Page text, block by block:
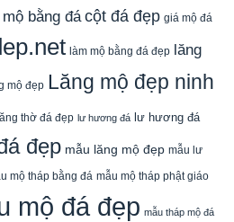
bằng đá cột đá đẹp giá mộ đá
làm mộ bằng đá đẹp lăng
mộ đẹp Lăng mộ đẹp ninh
lăng thờ đá đẹp lư hương đá lư hương đá
đẹp mẫu lăng mộ đẹp mẫu lư
mộ tháp bằng đá mẫu mộ tháp phật giáo
mộ đá đẹp mẫu tháp mộ đá